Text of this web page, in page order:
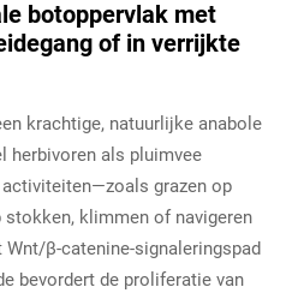
botoppervlak met
of in verrijkte
krachtige, natuurlijke anabole
herbivoren als pluimvee
grazen op
klimmen of navigeren
β-catenine-signaleringspad
bevordert de proliferatie van